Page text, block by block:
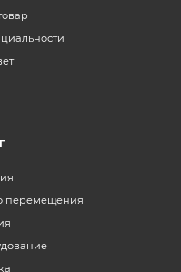
перемещения